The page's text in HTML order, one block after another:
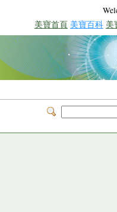
美寶首頁 美寶百科 美